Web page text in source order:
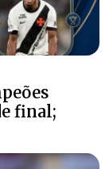
final;